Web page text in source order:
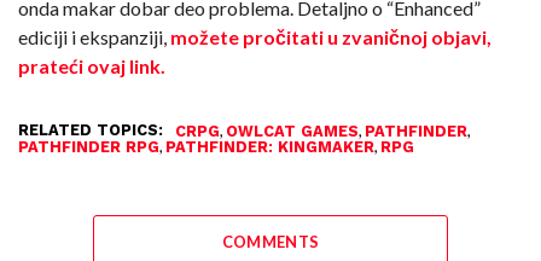
onda makar dobar deo problema. Detaljno o “Enhanced”
ediciji i ekspanziji, možete pročitati u zvaničnoj objavi,
prateći ovaj link.
RELATED TOPICS: CRPG, OWLCAT GAMES, PATHFINDER,
PATHFINDER RPG, PATHFINDER: KINGMAKER, RPG
COMMENTS